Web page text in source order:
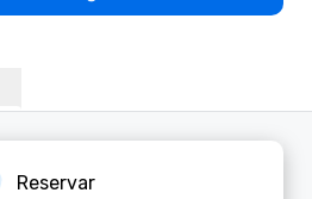
Reservar